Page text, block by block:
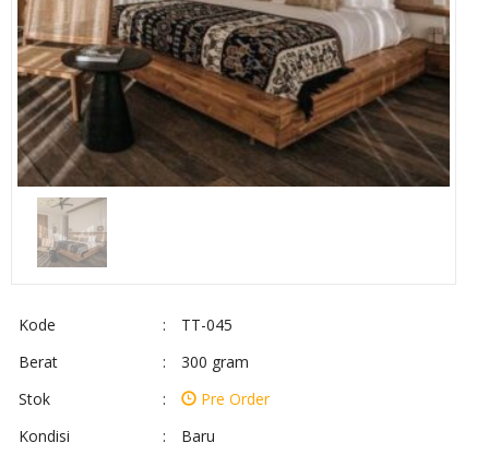
Kode :
TT-045
Berat
:
300 gram
Stok
:
Pre Order
Kondisi
:
Baru